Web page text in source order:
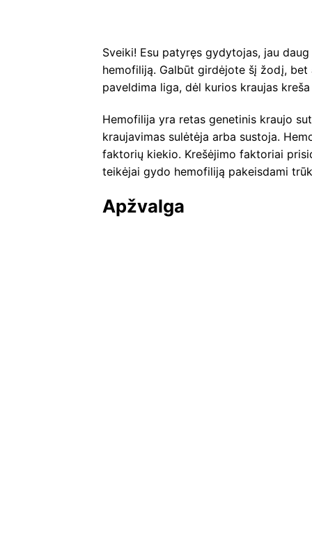
Sveiki! Esu patyręs gydytojas, jau
hemofiliją. Galbūt girdėjote šį žodį,
paveldima liga, dėl kurios kraujas
Hemofilija yra retas genetinis kraujo
kraujavimas sulėtėja arba sustoja.
faktorių kiekio. Krešėjimo faktoriai
teikėjai gydo hemofiliją pakeisdami
Apžvalga